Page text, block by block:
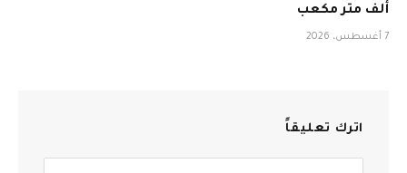
ألف متر مكعب
7 أغسطس، 2026
اترك تعليقاً